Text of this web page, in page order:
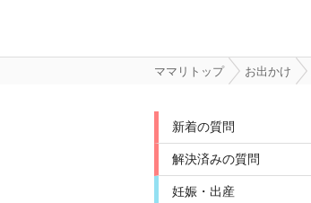
ママリトップ お出かけ
新着の質問
解決済みの質問
妊娠・出産